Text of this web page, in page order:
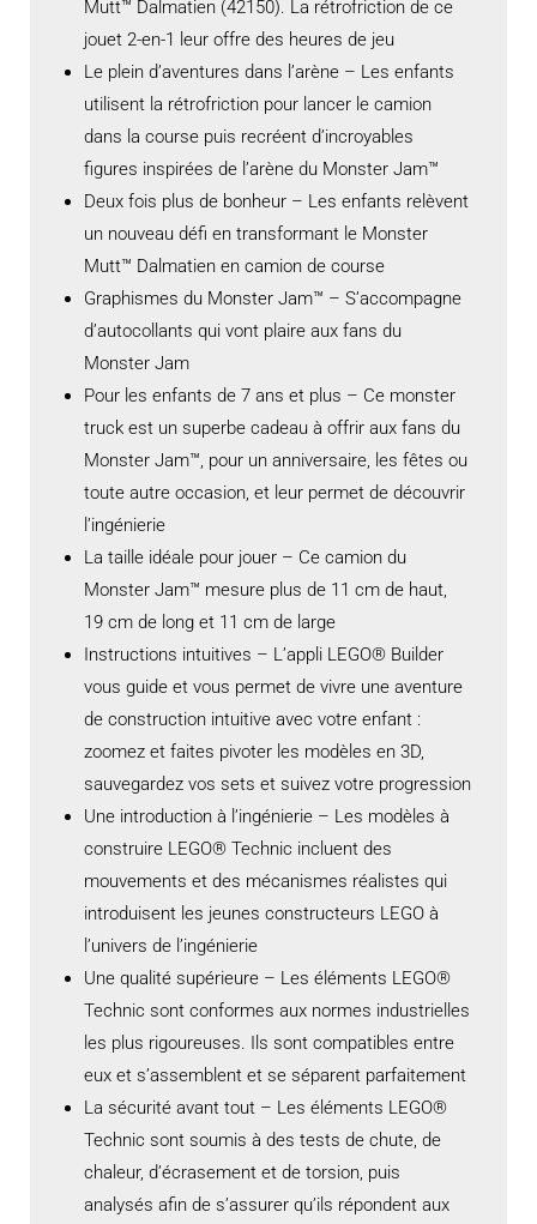
Mutt™ Dalmatien (42150). La rétrofriction de ce
jouet 2-en-1 leur offre des heures de jeu
Le plein d’aventures dans l’arène – Les enfants
utilisent la rétrofriction pour lancer le camion
dans la course puis recréent d’incroyables
figures inspirées de l’arène du Monster Jam™
Deux fois plus de bonheur – Les enfants relèvent
un nouveau défi en transformant le Monster
Mutt™ Dalmatien en camion de course
Graphismes du Monster Jam™ – S’accompagne
d’autocollants qui vont plaire aux fans du
Monster Jam
Pour les enfants de 7 ans et plus – Ce monster
truck est un superbe cadeau à offrir aux fans du
Monster Jam™, pour un anniversaire, les fêtes ou
toute autre occasion, et leur permet de découvrir
l’ingénierie
La taille idéale pour jouer – Ce camion du
Monster Jam™ mesure plus de 11 cm de haut,
19 cm de long et 11 cm de large
Instructions intuitives – L’appli LEGO® Builder
vous guide et vous permet de vivre une aventure
de construction intuitive avec votre enfant :
zoomez et faites pivoter les modèles en 3D,
sauvegardez vos sets et suivez votre progression
Une introduction à l’ingénierie – Les modèles à
construire LEGO® Technic incluent des
mouvements et des mécanismes réalistes qui
introduisent les jeunes constructeurs LEGO à
l’univers de l’ingénierie
Une qualité supérieure – Les éléments LEGO®
Technic sont conformes aux normes industrielles
les plus rigoureuses. Ils sont compatibles entre
eux et s’assemblent et se séparent parfaitement
La sécurité avant tout – Les éléments LEGO®
Technic sont soumis à des tests de chute, de
chaleur, d’écrasement et de torsion, puis
analysés afin de s’assurer qu’ils répondent aux